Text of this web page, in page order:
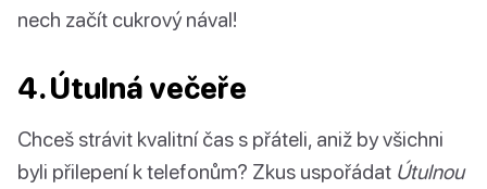
nech začít cukrový nával!
4. Útulná večeře
Chceš strávit kvalitní čas s přáteli, aniž by všichni
byli přilepení k telefonům? Zkus uspořádat Útulnou